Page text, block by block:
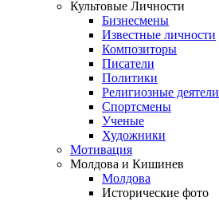
Культовые Личности
Бизнесмены
Известные личности
Композиторы
Писатели
Политики
Религиозные деятели
Спортсмены
Ученые
Художники
Мотивация
Молдова и Кишинев
Молдова
Исторические фото